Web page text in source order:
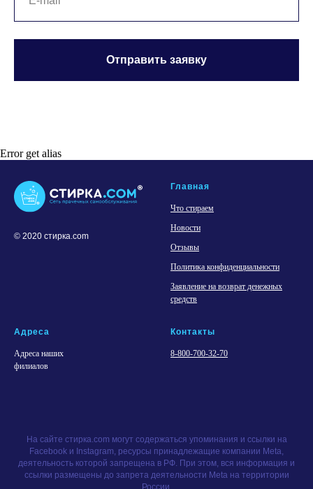
Отправить заявку
Error get alias
© 2020 стирка.com
Главная
Что стираем
Новости
Отзывы
Политика конфиденциальности
Заявление на возврат денежных
средств
Адреса
Адреса наших
филиалов
Контакты
8-800-700-32-70
На сайте стирка.com могут содержаться упоминания и ссылки на
Facebook и Instagram, ресурсы принадлежащие компании Meta,
деятельность которой запрещена в РФ. При этом, вся информация и
ссылки размещены до запрета деятельности Meta на территории
России.